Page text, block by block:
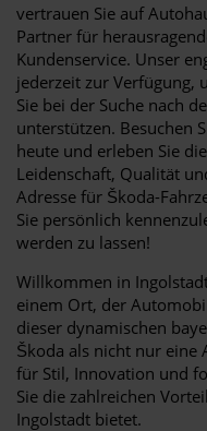
vertrauen Sie auf
Partner für
Kundenservice. Unser
jederzeit zur Verfügung,
Sie bei der Suche nach
unterstützen. Besuchen
heute und erleben Sie
Leidenschaft, Qualität
Adresse für Škoda-
Sie persönlich
werden zu lassen!
Willkommen in
einem Ort, der
dieser dynamischen
Škoda als nicht nur eine
für Stil, Innovation und
Sie die zahlreichen
Ingolstadt bietet.